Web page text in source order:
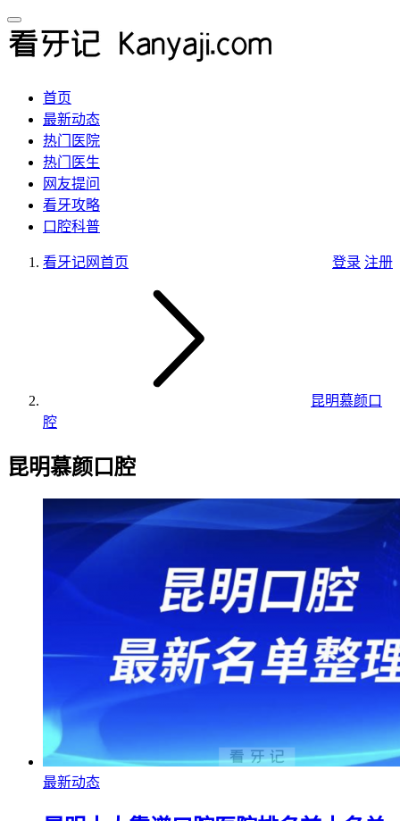
首页
最新动态
热门医院
热门医生
网友提问
看牙攻略
口腔科普
登录 注册
看牙记网首页
昆明慕颜口
腔
昆明慕颜口腔
最新动态